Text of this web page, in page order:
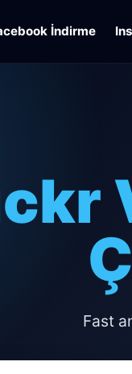
İndirme
Fast